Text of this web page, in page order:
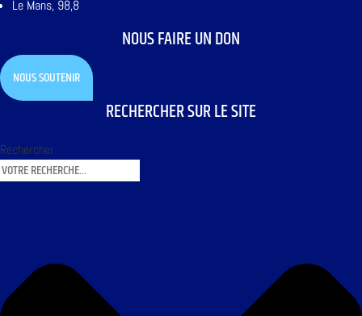
Le Mans, 98,8
NOUS FAIRE UN DON
NOUS SOUTENIR
RECHERCHER SUR LE SITE
Rechercher